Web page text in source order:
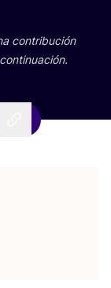
con­tri­bu­ción